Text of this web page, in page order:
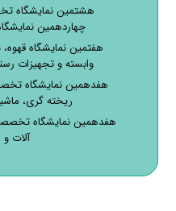
هشتمین نمایشگاه
چهاردهمین
هفتمین نمایشگاه
وابسته و تجهیزات
هفدهمین نمایشگاه
ریخته گری،
هفدهمین نمایشگاه
آلات